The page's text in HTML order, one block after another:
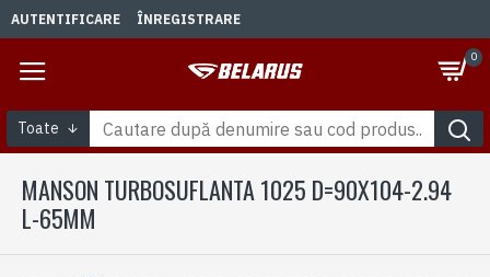
AUTENTIFICARE ÎNREGISTRARE
0
Toate
MANSON TURBOSUFLANTA 1025 D=90X104-2.94
L-65MM